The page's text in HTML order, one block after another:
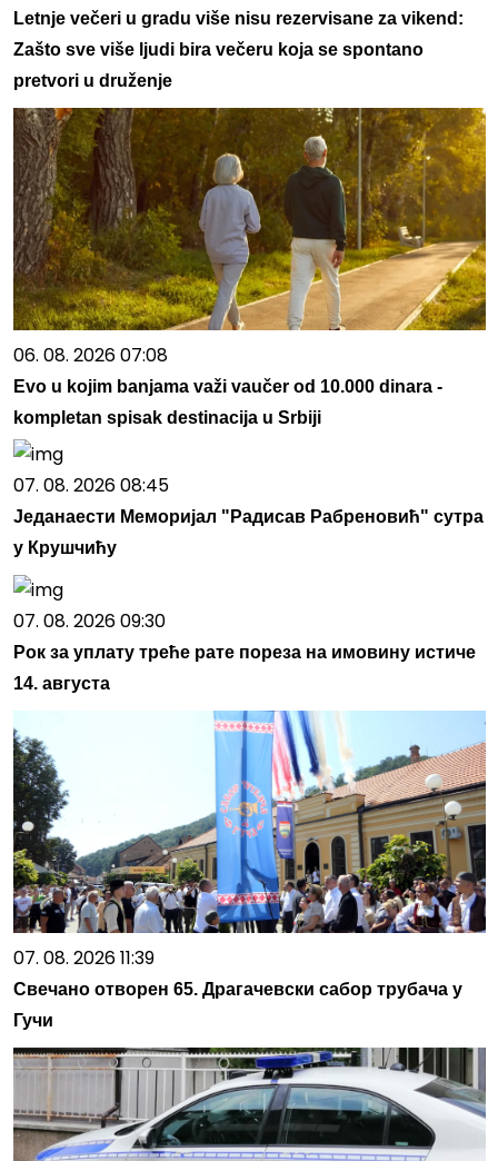
Letnje večeri u gradu više nisu rezervisane za vikend:
Zašto sve više ljudi bira večeru koja se spontano
pretvori u druženje
06. 08. 2026 07:08
Evo u kojim banjama važi vaučer od 10.000 dinara -
kompletan spisak destinacija u Srbiji
07. 08. 2026 08:45
Једанаести Меморијал "Радисав Рабреновић" сутра
у Крушчићу
07. 08. 2026 09:30
Рок за уплату треће рате пореза на имовину истиче
14. августа
07. 08. 2026 11:39
Свечано отворен 65. Драгачевски сабор трубача у
Гучи